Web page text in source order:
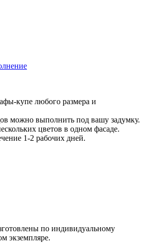
купе любого размера и
можно выполнить под вашу задумку.
цветов в одном фасаде.
1-2 рабочих дней.
по индивидуальному
экземпляре.